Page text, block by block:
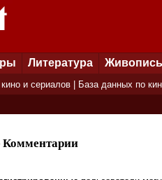
Литература Живопись
кино и сериалов База данных по